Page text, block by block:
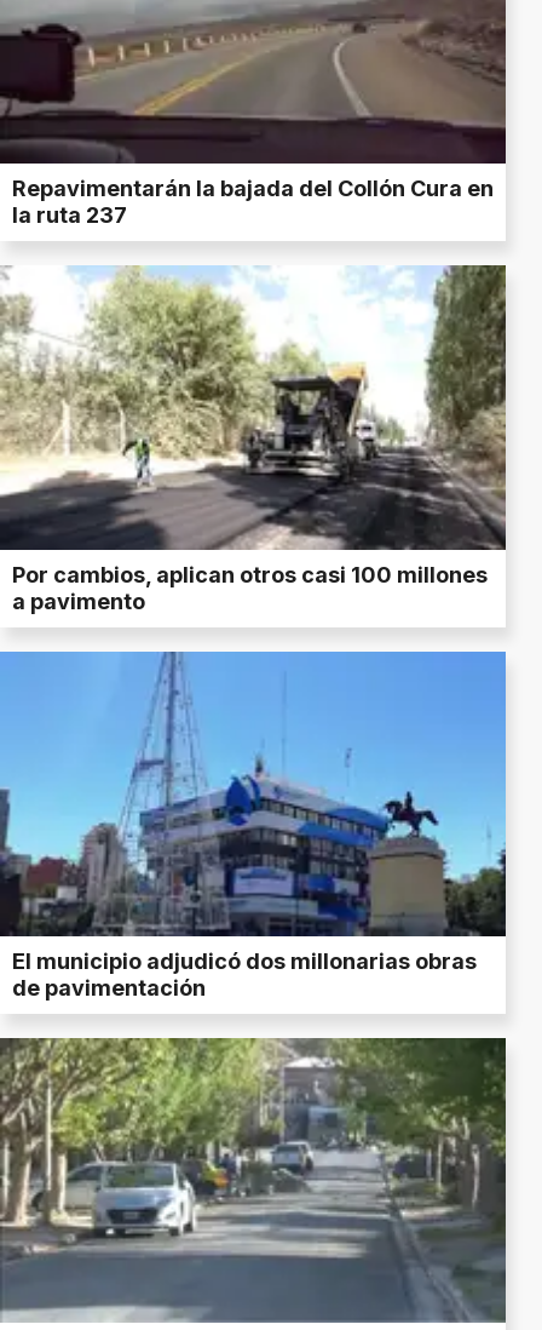
Repavimentarán la bajada del Collón Cura en
la ruta 237
Por cambios, aplican otros casi 100 millones
a pavimento
El municipio adjudicó dos millonarias obras
de pavimentación